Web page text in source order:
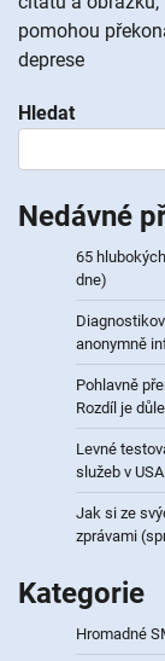
příspěvek
pomohou
deprese
Hledat
Nedávné
65
dne)
anonymně
Pohlavně
Rozdíl je
Levné
služeb v
Jak si ze
zprávami
Kategorie
Hromadné